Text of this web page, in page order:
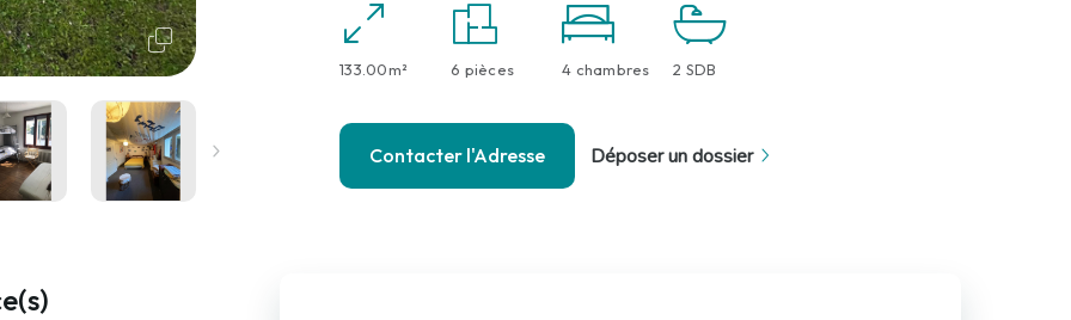
133.00m² 6 pièces 4 chambres 2 SDB
Contacter l'Adresse Déposer un dossier